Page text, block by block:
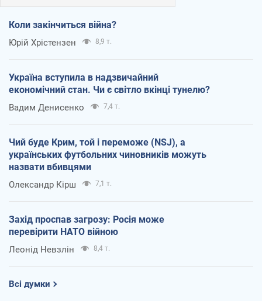
Коли закінчиться війна?
Юрій Хрістензен 8,9 т.
Україна вступила в надзвичайний
економічний стан. Чи є світло вкінці тунелю?
Вадим Денисенко 7,4 т.
Чий буде Крим, той і переможе (NSJ), а
українських футбольних чиновників можуть
назвати вбивцями
Олександр Кірш 7,1 т.
Захід проспав загрозу: Росія може
перевірити НАТО війною
Леонід Невзлін 8,4 т.
Всі думки